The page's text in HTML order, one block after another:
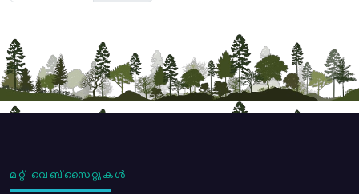
മറ്റ് വെബ്സൈറ്റുകൾ